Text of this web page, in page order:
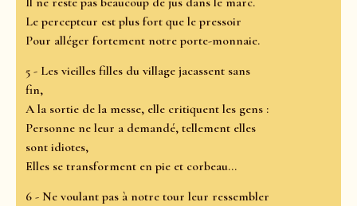
Le percepteur est plus fort que le pressoir
Pour alléger fortement notre porte-monnaie.
5 - Les vieilles filles du village jacassent sans
fin,
A la sortie de la messe, elle critiquent les gens :
Personne ne leur a demandé, tellement elles
sont idiotes,
Elles se transforment en pie et corbeau…
6 - Ne voulant pas à notre tour leur ressembler